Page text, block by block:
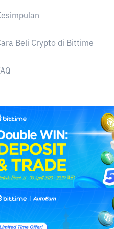
Beli Crypto di Bittime